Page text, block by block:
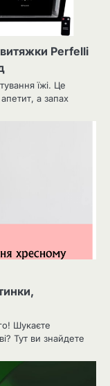
Perfelli
їжі. Це
а запах
Шукаєте
Тут ви знайдете